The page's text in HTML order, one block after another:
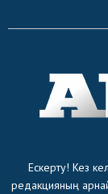
Ескерту! Кез
редакцияның